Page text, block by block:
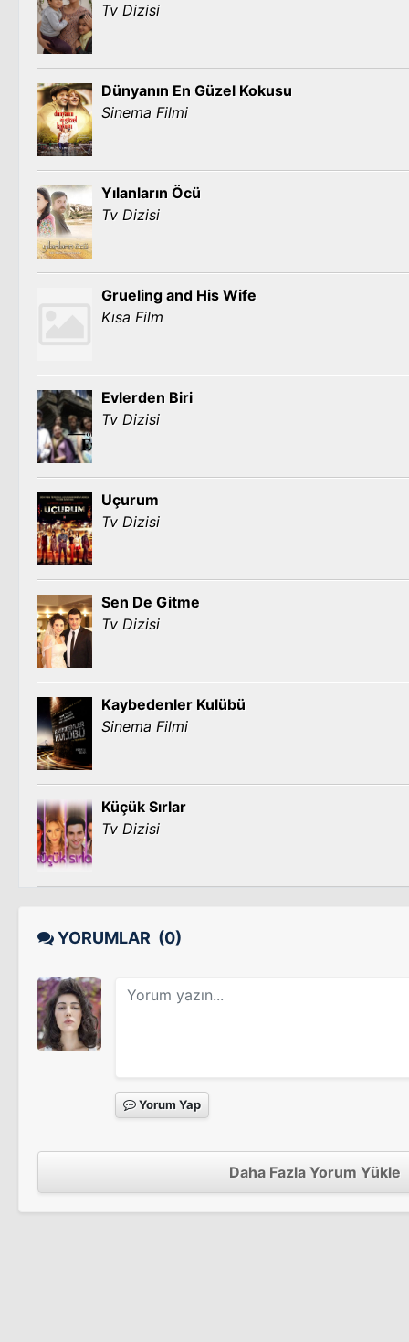
Tv Dizisi
Dünyanın En Güzel Kokusu
Sinema Filmi
Yılanların Öcü
Tv Dizisi
Grueling and His Wife
Kısa Film
Evlerden Biri
Tv Dizisi
Uçurum
Tv Dizisi
Sen De Gitme
Tv Dizisi
Kaybedenler Kulübü
Sinema Filmi
Küçük Sırlar
Tv Dizisi
YORUMLAR (0)
Yorum Yap
Daha Fazla Yorum Yükle